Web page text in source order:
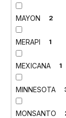
MAYON 2
MERAPI 1
MEXICANA 1
MINNESOTA
MONSANTO